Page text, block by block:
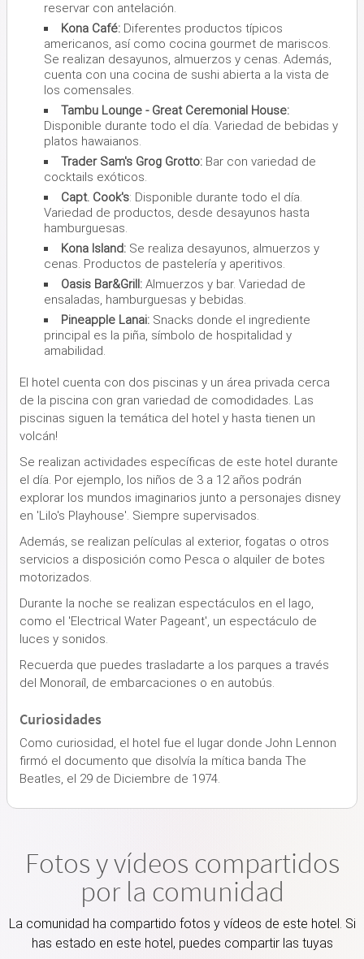
reservar con antelación.
Kona Café: Diferentes productos típicos
americanos, así como cocina gourmet de mariscos.
Se realizan desayunos, almuerzos y cenas. Además,
cuenta con una cocina de sushi abierta a la vista de
los comensales.
Tambu Lounge - Great Ceremonial House:
Disponible durante todo el día. Variedad de bebidas y
platos hawaianos.
Trader Sam's Grog Grotto: Bar con variedad de
cocktails exóticos.
Capt. Cook's: Disponible durante todo el día.
Variedad de productos, desde desayunos hasta
hamburguesas.
Kona Island: Se realiza desayunos, almuerzos y
cenas. Productos de pastelería y aperitivos.
Oasis Bar&Grill: Almuerzos y bar. Variedad de
ensaladas, hamburguesas y bebidas.
Pineapple Lanai: Snacks donde el ingrediente
principal es la piña, símbolo de hospitalidad y
amabilidad.
El hotel cuenta con dos piscinas y un área privada cerca
de la piscina con gran variedad de comodidades. Las
piscinas siguen la temática del hotel y hasta tienen un
volcán!
Se realizan actividades específicas de este hotel durante
el día. Por ejemplo, los niños de 3 a 12 años podrán
explorar los mundos imaginarios junto a personajes disney
en 'Lilo's Playhouse'. Siempre supervisados.
Además, se realizan películas al exterior, fogatas o otros
servicios a disposición como Pesca o alquiler de botes
motorizados.
Durante la noche se realizan espectáculos en el lago,
como el 'Electrical Water Pageant', un espectáculo de
luces y sonidos.
Recuerda que puedes trasladarte a los parques a través
del Monoraíl, de embarcaciones o en autobús.
Curiosidades
Como curiosidad, el hotel fue el lugar donde John Lennon
firmó el documento que disolvía la mítica banda The
Beatles, el 29 de Diciembre de 1974.
Fotos y vídeos compartidos
por la comunidad
La comunidad ha compartido fotos y vídeos de este hotel. Si
has estado en este hotel, puedes compartir las tuyas